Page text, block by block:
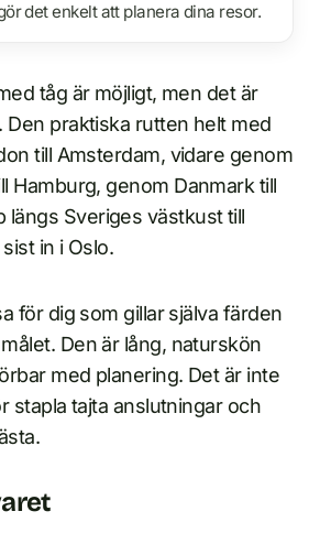
det enkelt att planera dina resor.
tåg är möjligt, men det är
Den praktiska rutten helt med
till Amsterdam, vidare genom
Hamburg, genom Danmark till
längs Sveriges västkust till
in i Oslo.
för dig som gillar själva färden
Den är lång, naturskön
med planering. Det är inte
stapla tajta anslutningar och